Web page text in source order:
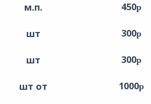
м.п. 450
шт 300
шт 300
шт от 1000